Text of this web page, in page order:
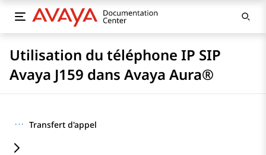
Utilisation du téléphone IP SIP
Avaya J159 dans Avaya Aura®
··· Transfert d'appel